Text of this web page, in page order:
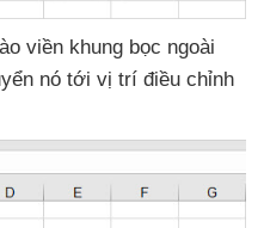
viền khung bọc ngoài
nó tới vị trí điều chỉnh